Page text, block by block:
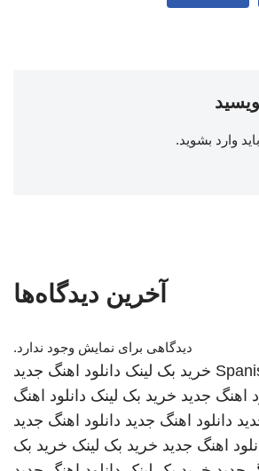
وارد بشوید.
آخرین دیدگاه‌ها
دیدگاهی برای نمایش وجود ندارد.
خرید بک لینک دانلود اهنگ جدید
اهنگ جدید خرید بک لینک دانلود اهنگ
دانلود اهنگ جدید دانلود اهنگ جدید
اهنگ جدید خرید بک لینک خرید بک